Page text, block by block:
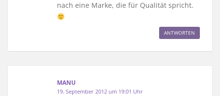
nach eine Marke, die für Qualität spricht.
ANTWORTEN
MANU
19. September 2012 um 19:01 Uhr